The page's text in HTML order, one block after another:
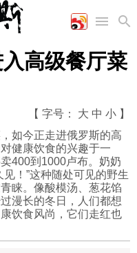
高级餐厅菜
【 字号： 大 中 小 】
如今正走进俄罗斯的高
健康饮食的兴趣于一
400到1000卢布。奶奶
！”这种随处可见的野生
睐。像酸模汤、葱花馅
漫长的冬日，人们都想
饮食风尚，它们走红也